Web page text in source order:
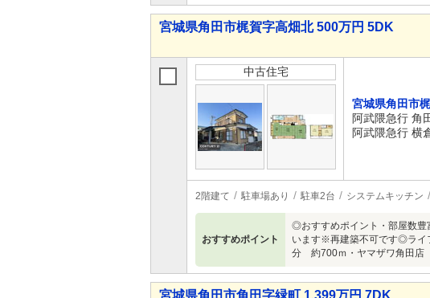
宮城県角田市梶賀字高畑北 500万円 5DK
中古住宅
宮城県角田市
阿武隈急行 角
阿武隈急行 横
2階建て 駐車場あり 駐車2台 システムキッチン
おすすめポイント
◎おすすめポイント・部屋数豊
います※再建築不可です◎ラ
分 約700ｍ・ヤマザワ角田
宮城県角田市角田字緑町 1,399万円 7DK